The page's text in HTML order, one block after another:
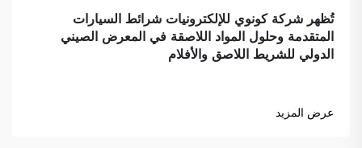
تُظهر شركة كونوي للإلكترونيات شرائط السيارات
المتقدمة وحلول المواد اللاصقة في المعرض الصيني
الدولي للشريط اللاصق والأفلام
عرض المزيد